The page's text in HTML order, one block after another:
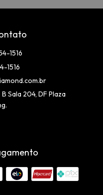
1516
1516
Sala 204, DF Plaza